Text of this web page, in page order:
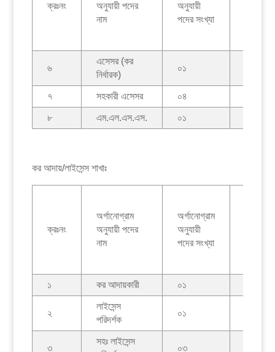
ক্রঃনং
অনুযায়ী পদের
নাম
অনুযায়ী
পদের সংখ্যা
৬
এসেসর (কর
নির্ধারক)
০১
৭ সহকারী এসেসর ০৪
৮ এম.এল.এস.এস. ০১
কর আদায়/লাইসেন্স শাখাঃ
ক্রঃনং
অর্গানোগ্রাম
অনুযায়ী পদের
নাম
অর্গানোগ্রাম
অনুযায়ী
পদের সংখ্যা
১ কর আদায়কারী ০১
২
লাইসেন্স
পরিদর্শক
০১
৩
সহঃ লাইসেন্স
০৩